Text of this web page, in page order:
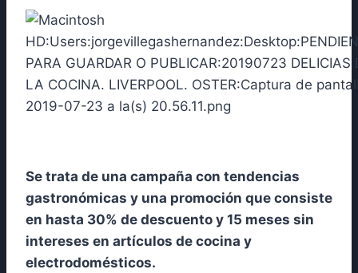
Se trata de una campaña con tendencias
gastronómicas y una promoción que consiste
en hasta 30% de descuento y 15 meses sin
intereses en artículos de cocina y
electrodomésticos.